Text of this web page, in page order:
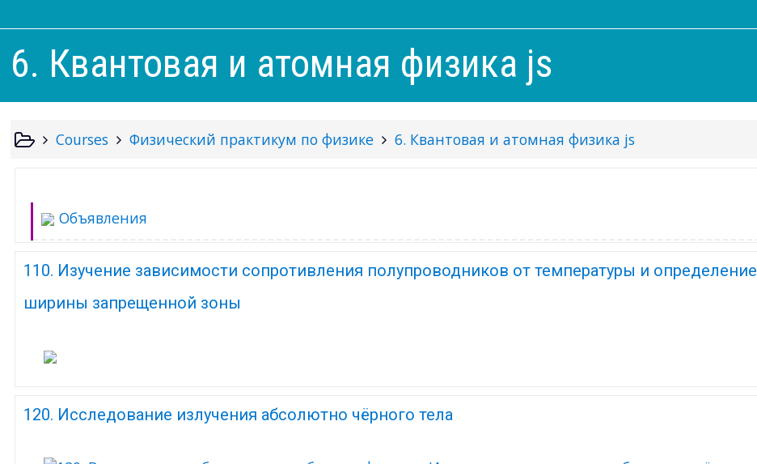
6. Квантовая и атомная физика js
Courses Физический практикум по физике 6. Квантовая и атомная физика js
Объявления
110. Изучение зависимости сопротивления полупроводников от температуры и определение
ширины запрещенной зоны
120. Исследование излучения абсолютно чёрного тела